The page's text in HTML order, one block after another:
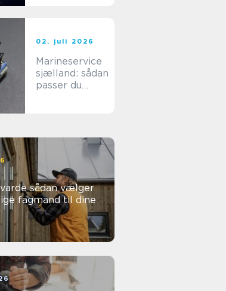
02. juli 2026
Marineservice
sjælland: sådan
passer du
vælger
fagmand til dine